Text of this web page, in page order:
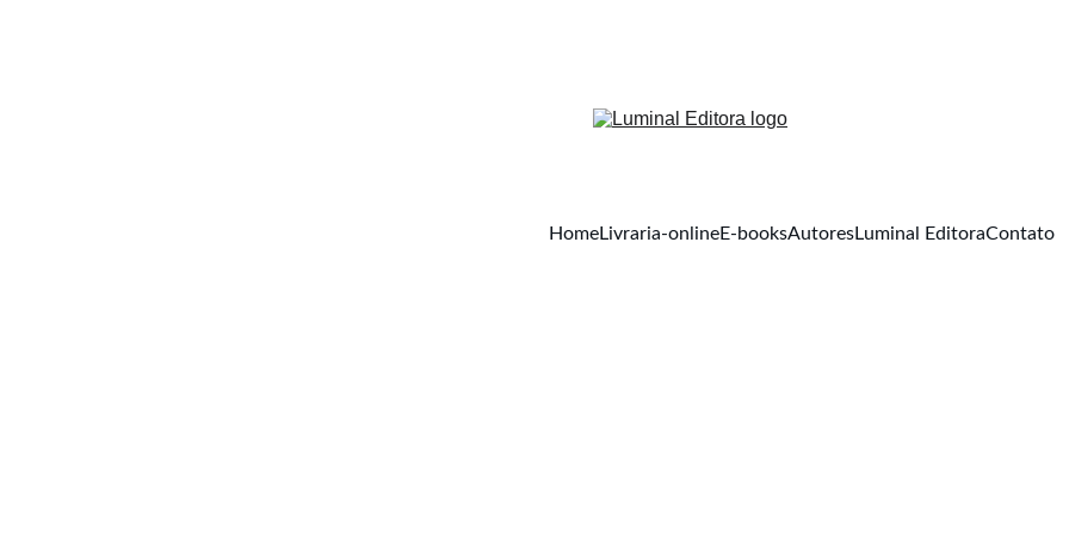
HomeLivraria-onlineE-booksAutoresLuminal EditoraContato